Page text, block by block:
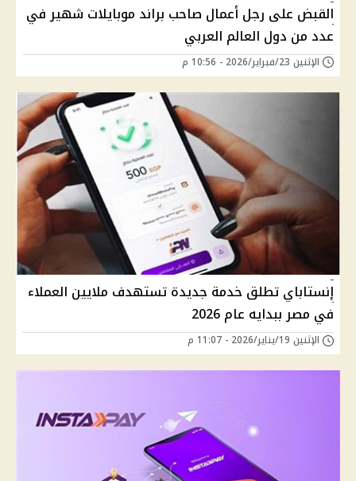
القبض على رجل أعمال صاحب براند موبايلات شهير في
عدد من دول العالم العربي
الإثنين 23/فبراير/2026 - 10:56 م
إنستاباي تطلق خدمة جديدة تستهدف ملايين العملاء
في مصر ببدايه عام 2026
الإثنين 19/يناير/2026 - 11:07 م